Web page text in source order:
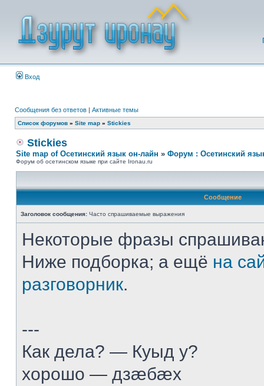
Вход
Сообщения без ответов | Активные темы
Список форумов » Site map » Stickies
Stickies
Site map of Осетинский язык он-лайн » Форум : Осетинский
Форум об осетинском языке при сайте Ironau.ru
Сообщение
Заголовок сообщения: Часто спрашиваемые выражения
Некоторые фразы
Ниже подборка; а ещё на
разговорник.
---
Как дела? — Куыд у?
хорошо — дзæбæх